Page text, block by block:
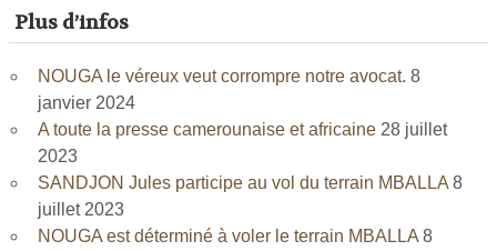
Plus d’infos
NOUGA le véreux veut corrompre notre avocat. 8
janvier 2024
A toute la presse camerounaise et africaine 28 juillet
2023
SANDJON Jules participe au vol du terrain MBALLA 8
juillet 2023
NOUGA est déterminé à voler le terrain MBALLA 8